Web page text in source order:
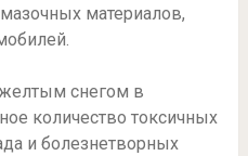
материалов,
желтым снегом в
количество токсичных
и болезнетворных